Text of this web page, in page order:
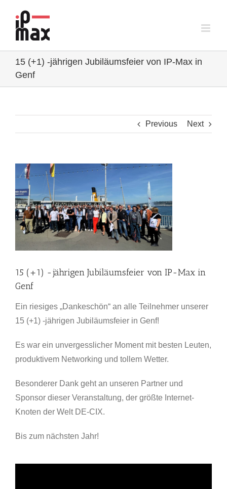
15 (+1) -jährigen Jubiläumsfeier von IP-Max in
Genf
Previous Next
View
Larger
Image
15 (+1) -jährigen Jubiläumsfeier von IP-Max in
Genf
Ein riesiges „Dankeschön“ an alle Teilnehmer unserer
15 (+1) -jährigen Jubiläumsfeier in Genf!
Es war ein unvergesslicher Moment mit besten Leuten,
produktivem Networking und tollem Wetter.
Besonderer Dank geht an unseren Partner und
Sponsor dieser Veranstaltung, der größte Internet-
Knoten der Welt DE-CIX.
Bis zum nächsten Jahr!